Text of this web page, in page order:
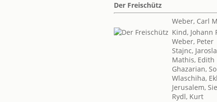
Der Freischütz
Weber, Carl
Kind, Johann
Weber, Peter
Stajnc,
Mathis, Edith
Ghazarian,
Wlaschiha,
Jerusalem,
Rydl, Kurt